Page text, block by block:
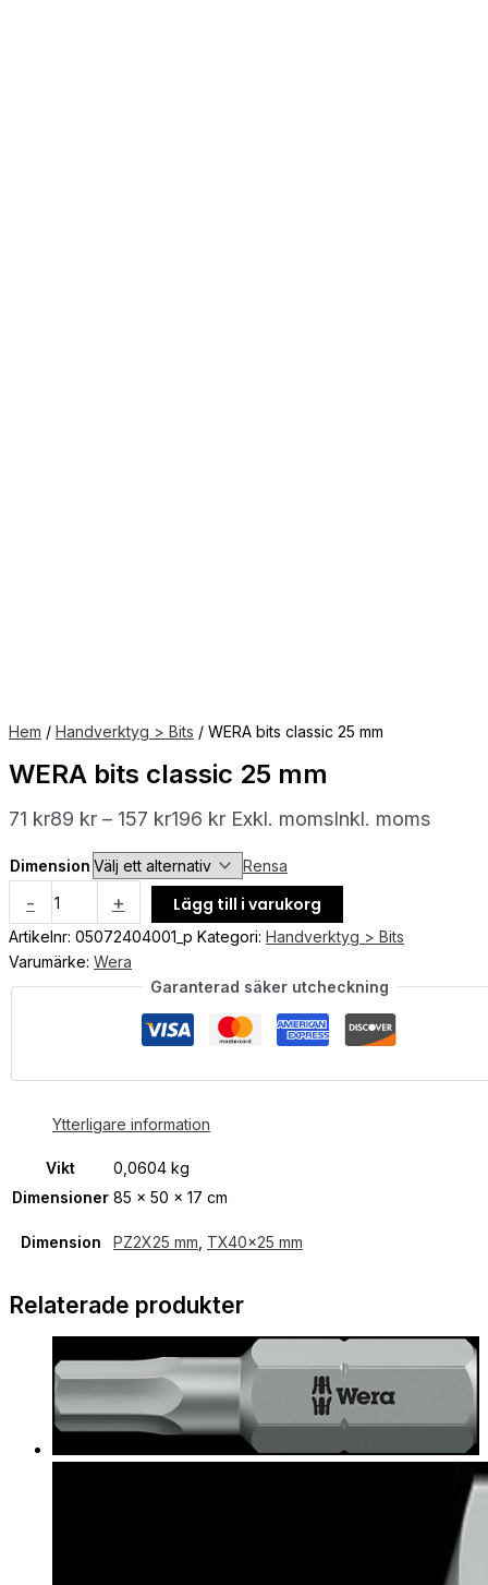
Hem / Handverktyg > Bits / WERA bits classic 25 mm
WERA bits classic 25 mm
71 kr89 kr – 157 kr196 kr Exkl. momsInkl. moms
Dimension Rensa
- + Lägg till i varukorg
Artikelnr: 05072404001_p Kategori: Handverktyg > Bits
Varumärke: Wera
Garanterad säker utcheckning
Ytterligare information
Vikt
0,0604 kg
Dimensioner 85 × 50 × 17 cm
Dimension PZ2X25 mm TX40x25 mm
Relaterade produkter